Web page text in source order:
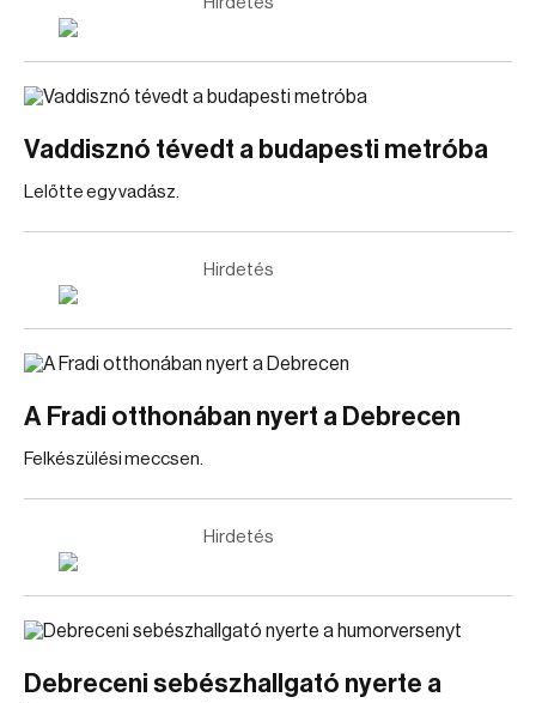
Vaddisznó tévedt a budapesti metróba
Lelőtte egy vadász.
Hirdetés
A Fradi otthonában nyert a Debrecen
Felkészülési meccsen.
Hirdetés
Debreceni sebészhallgató nyerte a